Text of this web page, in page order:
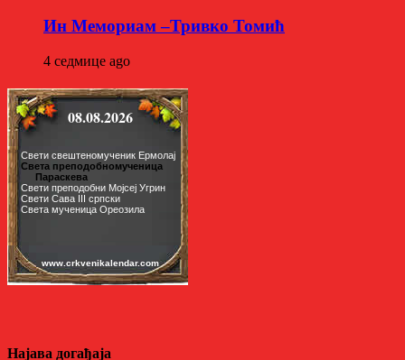
Ин Мемориам –Тривко Томић
4 седмице ago
Најава догађаја